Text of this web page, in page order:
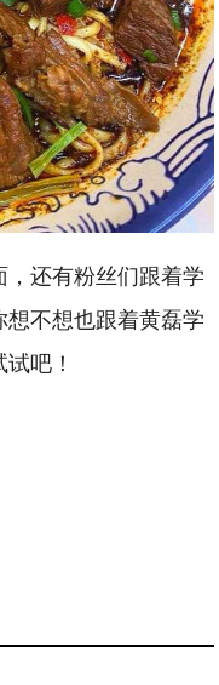
还有粉丝们跟着学
不想也跟着黄磊学
吧！